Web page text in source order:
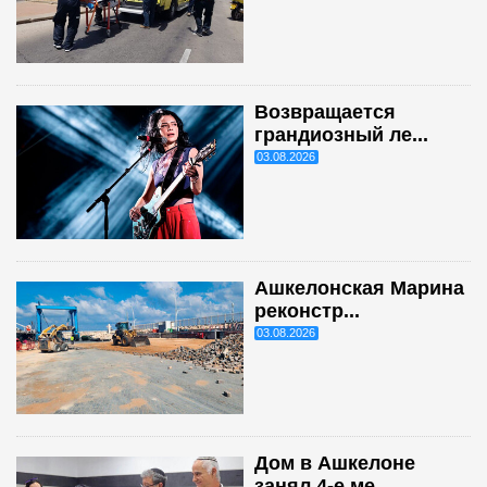
Возвращается
грандиозный ле...
03.08.2026
Ашкелонская Марина
реконстр...
03.08.2026
Дом в Ашкелоне